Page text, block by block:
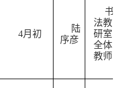
4月初
陆
序彦
书
法教
研室
全体
教师